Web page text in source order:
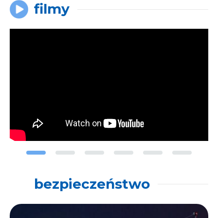
filmy
bezpieczeństwo